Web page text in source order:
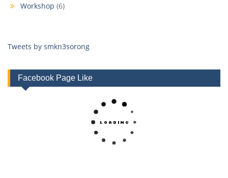
Workshop (6)
Tweets by smkn3sorong
Facebook Page Like